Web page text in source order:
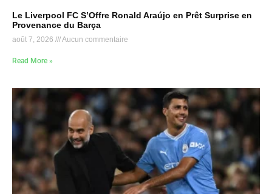
Le Liverpool FC S’Offre Ronald Araújo en Prêt Surprise en
Provenance du Barça
août 7, 2026 Aucun commentaire
Read More »